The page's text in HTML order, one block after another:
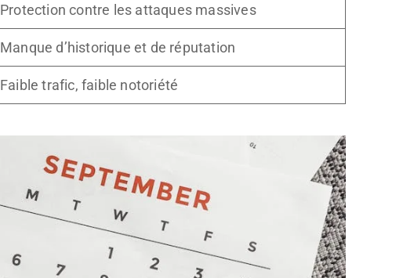
Protection contre les attaques massives
Manque d’historique et de réputation
Faible trafic, faible notoriété